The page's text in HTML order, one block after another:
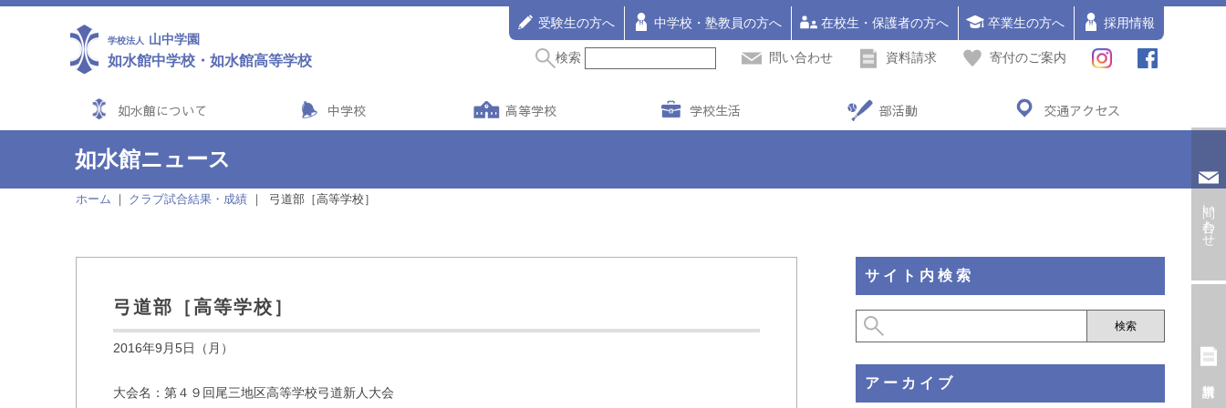
学校法人 山中学園
如水館中学校 ・如水館高等学校 検索 問い合わせ 資料請求 寄付のご案内
受験生の方へ 中学校・塾教員の方へ 在校生・保護者の方へ 卒業生の方へ 採用情報
如水館について 中学校 高等学校 学校生活 部活動 交通アクセス
問い合わせ
如水館ニュース
ホーム クラブ試合結果・成績 弓道部［高等学校］
弓道部［高等学校］
2016年9月5日（月）
大会名：第４９回尾三地区高等学校弓道新人大会
サイト内検索
アーカイブ